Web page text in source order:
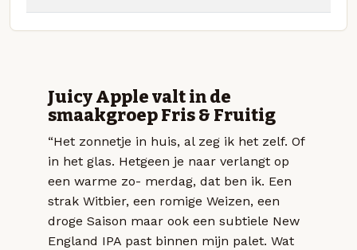
Juicy Apple valt in de
smaakgroep Fris & Fruitig
“Het zonnetje in huis, al zeg ik het zelf. Of
in het glas. Hetgeen je naar verlangt op
een warme zo- merdag, dat ben ik. Een
strak Witbier, een romige Weizen, een
droge Saison maar ook een subtiele New
England IPA past binnen mijn palet. Wat